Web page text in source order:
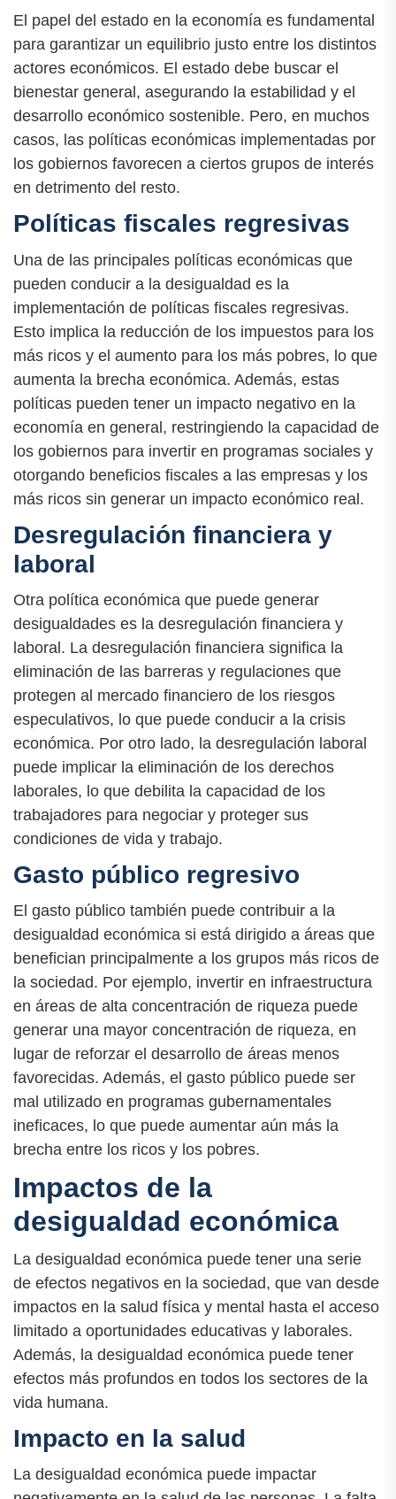
El papel del estado en la economía es fundamental
para garantizar un equilibrio justo entre los distintos
actores económicos. El estado debe buscar el
bienestar general, asegurando la estabilidad y el
desarrollo económico sostenible. Pero, en muchos
casos, las políticas económicas implementadas por
los gobiernos favorecen a ciertos grupos de interés
en detrimento del resto.
Políticas fiscales regresivas
Una de las principales políticas económicas que
pueden conducir a la desigualdad es la
implementación de políticas fiscales regresivas.
Esto implica la reducción de los impuestos para los
más ricos y el aumento para los más pobres, lo que
aumenta la brecha económica. Además, estas
políticas pueden tener un impacto negativo en la
economía en general, restringiendo la capacidad de
los gobiernos para invertir en programas sociales y
otorgando beneficios fiscales a las empresas y los
más ricos sin generar un impacto económico real.
Desregulación financiera y
laboral
Otra política económica que puede generar
desigualdades es la desregulación financiera y
laboral. La desregulación financiera significa la
eliminación de las barreras y regulaciones que
protegen al mercado financiero de los riesgos
especulativos, lo que puede conducir a la crisis
económica. Por otro lado, la desregulación laboral
puede implicar la eliminación de los derechos
laborales, lo que debilita la capacidad de los
trabajadores para negociar y proteger sus
condiciones de vida y trabajo.
Gasto público regresivo
El gasto público también puede contribuir a la
desigualdad económica si está dirigido a áreas que
benefician principalmente a los grupos más ricos de
la sociedad. Por ejemplo, invertir en infraestructura
en áreas de alta concentración de riqueza puede
generar una mayor concentración de riqueza, en
lugar de reforzar el desarrollo de áreas menos
favorecidas. Además, el gasto público puede ser
mal utilizado en programas gubernamentales
ineficaces, lo que puede aumentar aún más la
brecha entre los ricos y los pobres.
Impactos de la
desigualdad económica
La desigualdad económica puede tener una serie
de efectos negativos en la sociedad, que van desde
impactos en la salud física y mental hasta el acceso
limitado a oportunidades educativas y laborales.
Además, la desigualdad económica puede tener
efectos más profundos en todos los sectores de la
vida humana.
Impacto en la salud
La desigualdad económica puede impactar